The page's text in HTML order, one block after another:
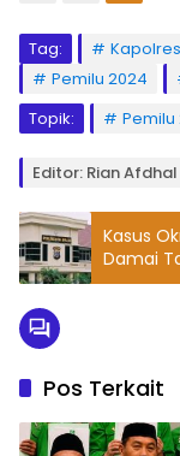
Tag:
Pemilu 2024
Topik:
Pemilu
Editor: Rian Afdhal
Kasus
Damai
Pos Terkait